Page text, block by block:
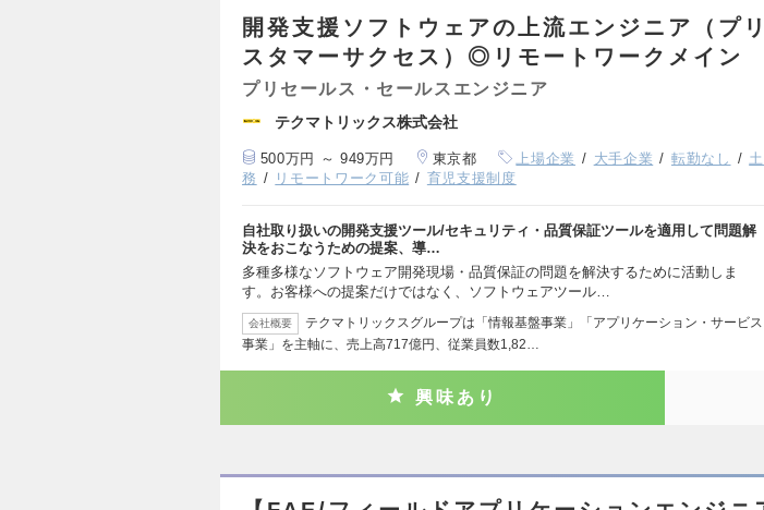
開発支援ソフトウェアの上流エンジニア（プ
スタマーサクセス）◎リモートワークメイン
プリセールス・セールスエンジニア
テクマトリックス株式会社
500万円 ～ 949万円 東京都 上場企業 大手企業 転勤なし
務
リモートワーク可能 育児支援制度
自社取り扱いの開発支援ツール/セキュリティ・品質保証ツールを適用して問題解
決をおこなうための提案、導…
多種多様なソフトウェア開発現場・品質保証の問題を解決するために活動しま
す。お客様への提案だけではなく、ソフトウェアツール…
会社概要
テクマトリックスグループは「情報基盤事業」「アプリケーション・サービス
事業」を主軸に、売上高717億円、従業員数1,82…
興味あり